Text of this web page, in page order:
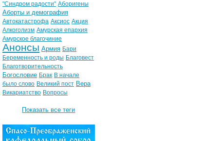
"Синдром радости" Аборигены
Аборты и демография
Автокатастрофа Аксиос Акция
Алкоголизм Амурская епархия
Амурское благочиние
Анонсы Армия Бари
Беременность и роды Благовест
Благотворительность
Богословие Брак В начале
было слово Великий пост Вера
Викариатство Вопросы
Показать все теги